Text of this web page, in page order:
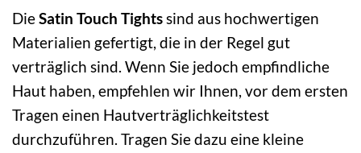
DieSatin Touch Tightssind aus hochwertigen
Materialien gefertigt, die in der Regel gut
verträglich sind. Wenn Sie jedoch empfindliche
Haut haben, empfehlen wir Ihnen, vor dem ersten
Tragen einen Hautverträglichkeitstest
durchzuführen. Tragen Sie dazu eine kleine